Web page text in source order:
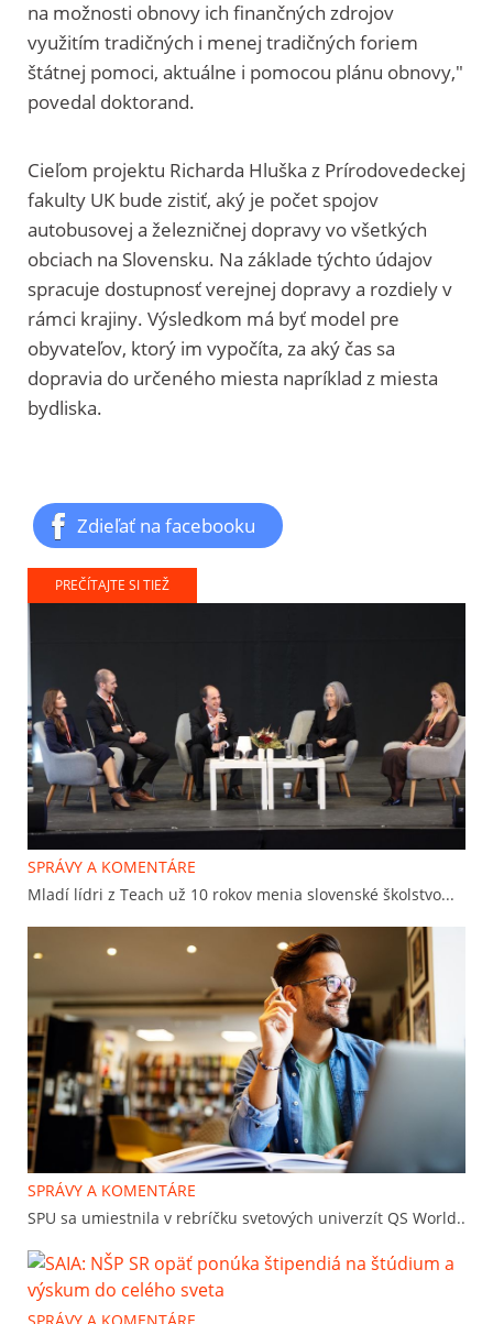
na možnosti obnovy ich finančných zdrojov
využitím tradičných i menej tradičných foriem
štátnej pomoci, aktuálne i pomocou plánu obnovy,"
povedal doktorand.
Cieľom projektu Richarda Hluška z Prírodovedeckej
fakulty UK bude zistiť, aký je počet spojov
autobusovej a železničnej dopravy vo všetkých
obciach na Slovensku. Na základe týchto údajov
spracuje dostupnosť verejnej dopravy a rozdiely v
rámci krajiny. Výsledkom má byť model pre
obyvateľov, ktorý im vypočíta, za aký čas sa
dopravia do určeného miesta napríklad z miesta
bydliska.
Zdieľať na facebooku
PREČÍTAJTE SI TIEŽ
SPRÁVY A KOMENTÁRE
Mladí lídri z Teach už 10 rokov menia slovenské školstvo...
SPRÁVY A KOMENTÁRE
SPU sa umiestnila v rebríčku svetových univerzít QS World..
SPRÁVY A KOMENTÁRE